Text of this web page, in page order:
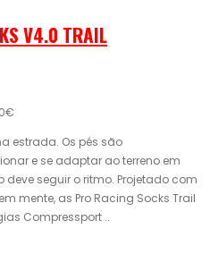
V4.0 TRAIL
estrada. Os pés são
e se adaptar ao terreno em
seguir o ritmo. Projetado com
mente, as Pro Racing Socks Trail
Compressport ..